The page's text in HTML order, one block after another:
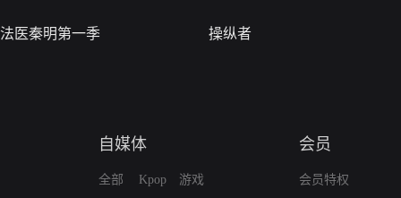
法医秦明第一季 操纵者
自媒体
全部
Kpop
游戏
会员
会员特权